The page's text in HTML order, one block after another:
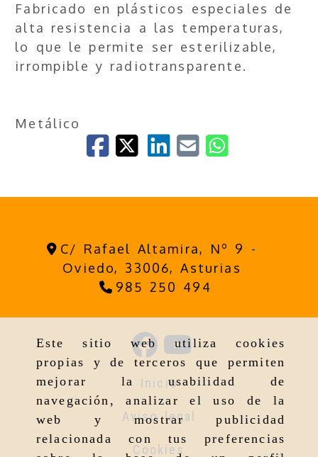
Este sitio web utiliza cookies
propias y de terceros que permiten
mejorar la usabilidad de
navegación, analizar el uso de la
web y mostrar publicidad
relacionada con tus preferencias
Fabricado en plásticos especiales de
alta resistencia a las temperaturas,
lo que le permite ser esterilizable,
irrompible y radiotransparente.
Metálico
C/ Rafael Altamira, Nº 9 -
Oviedo, 33006,Asturias
985 250 494
Inicio
Aviso legal
Cookies